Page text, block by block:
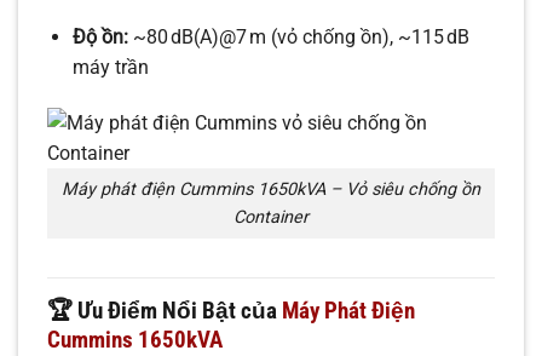
Độ ồn:~80 dB(A)@7 m (vỏ chống ồn), ~115 dB
máy trần
Máy phát điện Cummins 1650kVA – Vỏ siêu chống ồn
Container
🏆 Ưu Điểm Nổi Bật của Máy Phát Điện
Cummins 1650kVA